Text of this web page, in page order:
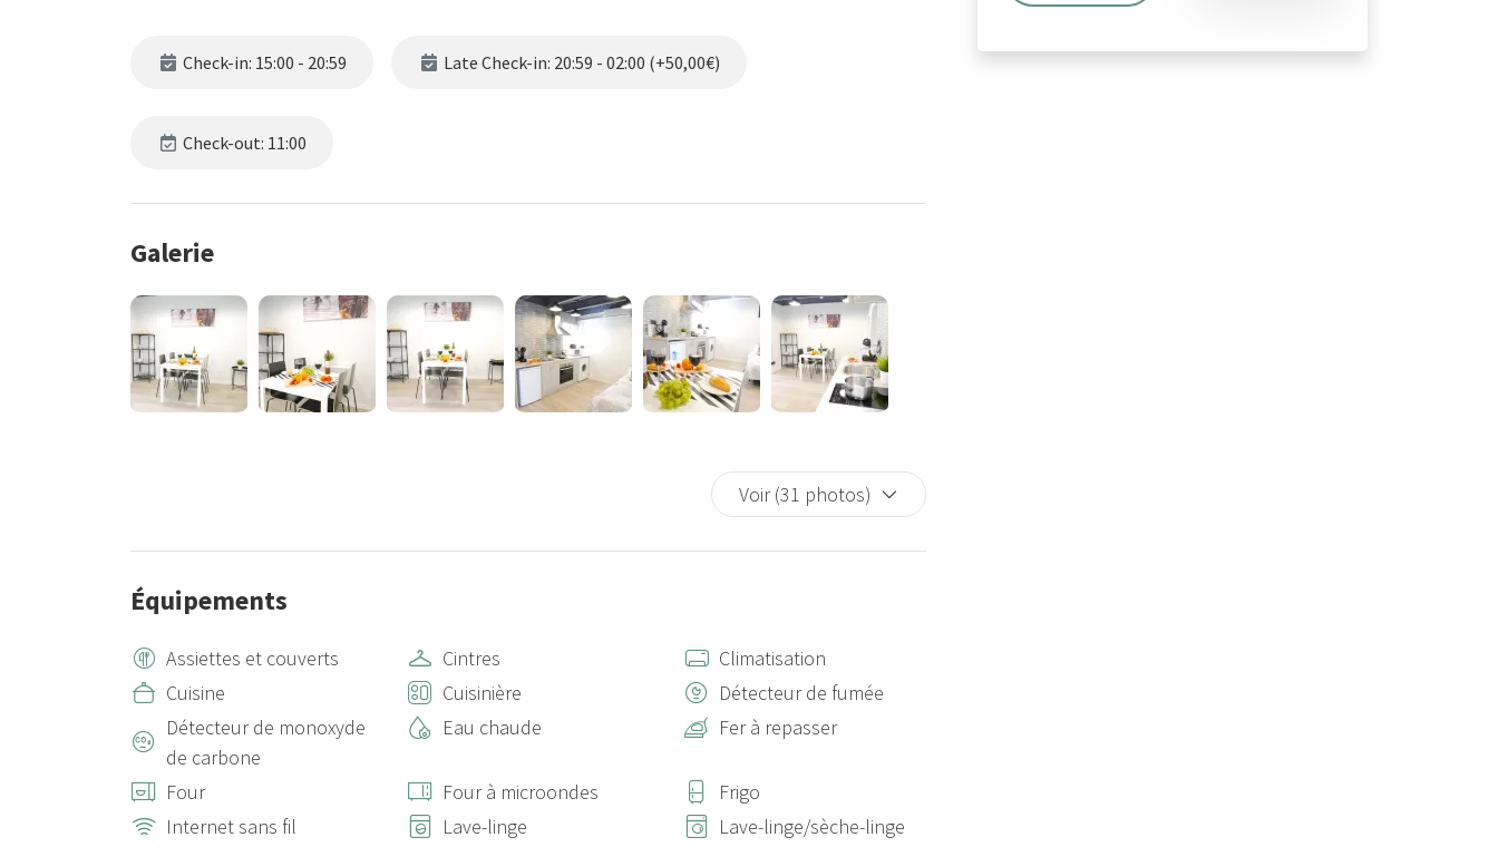
Check-in: 15:00 - 20:59 Late Check-in: 20:59 - 02:00 (+50,00€)
Check-out: 11:00
Galerie
Voir (31 photos)
Équipements
Assiettes et couverts Cintres
Climatisation
Cuisine
Cuisinière
Détecteur de fumée
Détecteur de monoxyde
de carbone
Eau chaude Fer à repasser
Four Four à microondes
Frigo
Internet sans fil
Lave-linge
Lave-linge/sèche-linge